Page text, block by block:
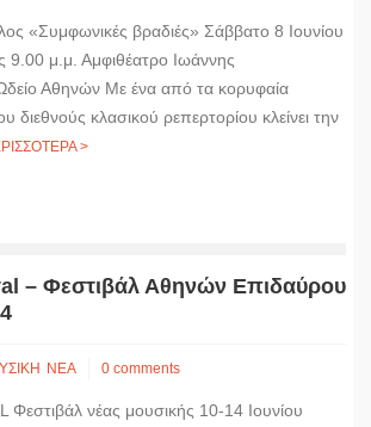
«Συμφωνικές βραδιές» Σάββατο 8 Ιουνίου
9.00 μ.μ. Αμφιθέατρο Ιωάννης
Αθηνών Με ένα από τα κορυφαία
διεθνούς κλασικού ρεπερτορίου κλείνει την
>
– Φεστιβάλ Αθηνών Επιδαύρου
ΝΕΑ 0 comments
Φεστιβάλ νέας μουσικής 10-14 Ιουνίου